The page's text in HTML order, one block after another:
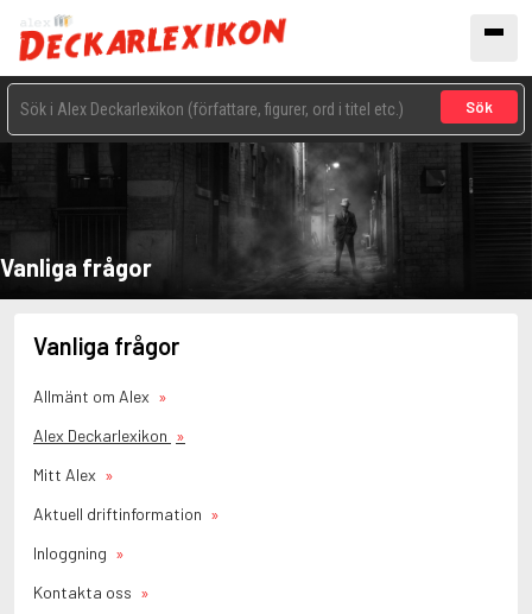
Sök
Vanliga frågor
Vanliga frågor
Allmänt om Alex
Alex Deckarlexikon
Mitt Alex
Aktuell driftinformation
Inloggning
Kontakta oss